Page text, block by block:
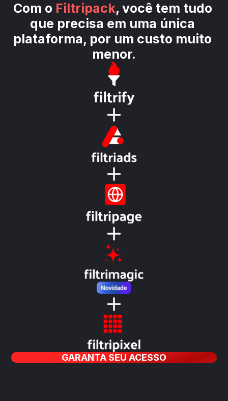
Com o Filtripack, você tem tudo
que precisa em uma única
plataforma, por um custo muito
menor.
GARANTA SEU ACESSO